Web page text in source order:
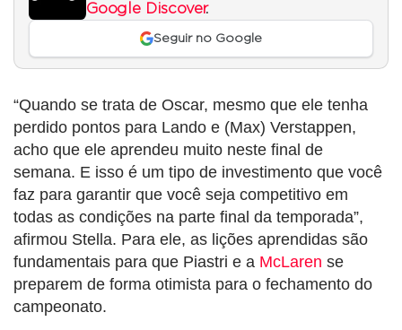
Google Discover.
Seguir no Google
“Quando se trata de Oscar, mesmo que ele tenha
perdido pontos para Lando e (Max) Verstappen,
acho que ele aprendeu muito neste final de
semana. E isso é um tipo de investimento que você
faz para garantir que você seja competitivo em
todas as condições na parte final da temporada”,
afirmou Stella. Para ele, as lições aprendidas são
fundamentais para que Piastri e a McLaren se
preparem de forma otimista para o fechamento do
campeonato.